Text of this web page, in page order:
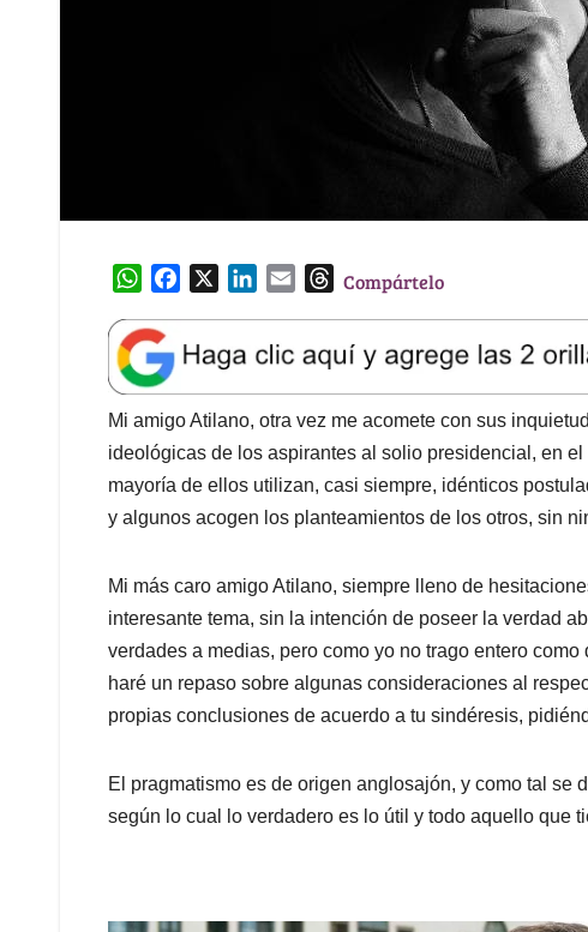
W
a
t
s
A
p
p
e
b
o
o
k
k
e
d
I
n
l
T
e
a
d
s
Compártelo
Mi amigo Atilano, otra vez me acomete con sus
ideológicas de los aspirantes al solio presidencial, en
mayoría de ellos utilizan, casi siempre, idénticos
y algunos acogen los planteamientos de los otros, sin
Mi más caro amigo Atilano, siempre lleno de
interesante tema, sin la intención de poseer la verdad
verdades a medias, pero como yo no trago entero
haré un repaso sobre algunas consideraciones al
propias conclusiones de acuerdo a tu sindéresis,
El pragmatismo es de origen anglosajón, y como tal se
según lo cual lo verdadero es lo útil y todo aquello que